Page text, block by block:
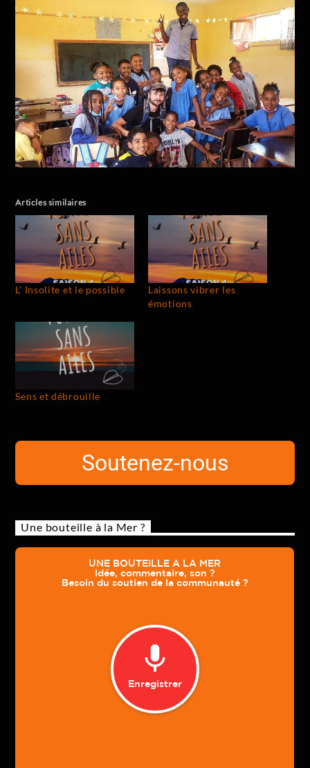
Articles similaires
L’ Insolite et le possible
Laissons vibrer les
émotions
Sens et débrouille
Soutenez-nous
Une bouteille à la Mer ?